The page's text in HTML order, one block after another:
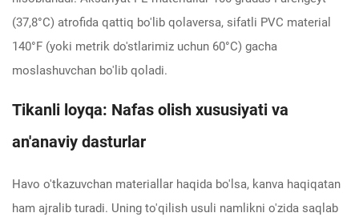
(37,8°C) atrofida qattiq bo'lib qolaversa, sifatli PVC material
140°F (yoki metrik do'stlarimiz uchun 60°C) gacha
moslashuvchan bo'lib qoladi.
Tikanli loyqa: Nafas olish xususiyati va
an'anaviy dasturlar
Havo o'tkazuvchan materiallar haqida bo'lsa, kanva haqiqatan
ham ajralib turadi. Uning to'qilish usuli namlikni o'zida saqlab